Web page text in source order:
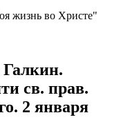
жизнь во Христе"
св. прав.
2 января